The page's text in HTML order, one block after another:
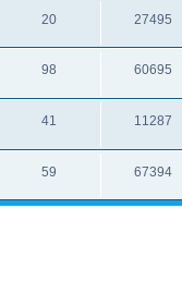
20 27495
98 60695
41 11287
59 67394